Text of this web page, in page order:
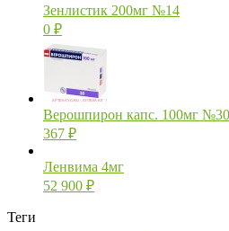
Зенлистик 200мг №14
0 ₽
Верошпирон капс. 100мг №30
367 ₽
Ленвима 4мг
52 900 ₽
Теги